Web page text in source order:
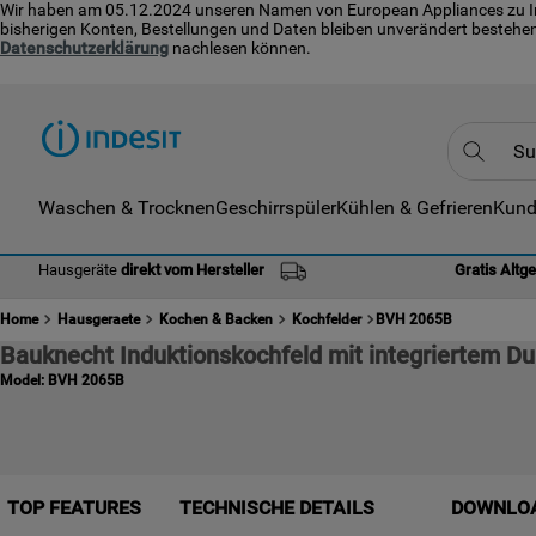
Wir haben am 05.12.2024 unseren Namen von European Appliances
bisherigen Konten, Bestellungen und Daten bleiben unverändert
Datenschutzerklärung nachlesen können.
Waschen & TrocknenGeschirrspülerKühlen & Gefrieren
Hausgeräte direkt vom Hersteller Gratis
Home Hausgeraete Kochen & Backen Kochfelder BVH 2065B
Bauknecht Induktionskochfeld mit integriertem
Model: BVH 2065B
TOP FEATURES TECHNISCHE DETAILS
TOP
4 .